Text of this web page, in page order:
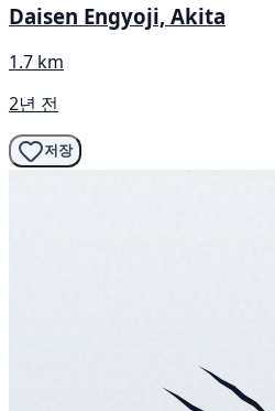
Daisen Engyoji, Akita
1.7 km
2년 전
저장